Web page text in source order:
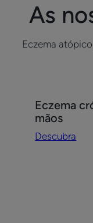
As
Eczema
Eczema
crónico
nas
Eczema
mãos
Descubra